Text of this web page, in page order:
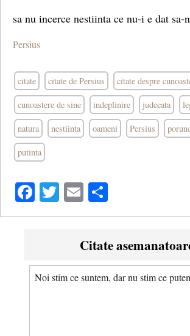
sa nu incerce nestiinta ce nu-i e dat sa-
Persius
citate citate de Persius citate despre
cunoastere de sine indeplinire judecata
natura nestiinta oameni Persius
putinta
Facebook
Twitter
Email
Citate
Noi stim ce suntem, dar nu stim ce